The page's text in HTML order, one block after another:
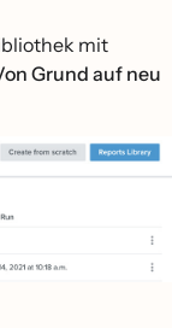
mit
Grund auf neu